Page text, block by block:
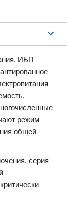
ИБП
режим
общей
серия